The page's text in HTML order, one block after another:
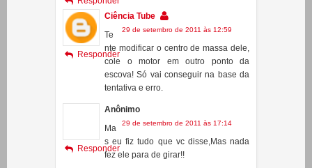
co
mo eu faço para ele parar de rodar?
Responder
Ciência Tube
29 de setembro de 2011 às 12:59
Te
nte modificar o centro de massa dele,
cole o motor em outro ponto da
escova! Só vai conseguir na base da
tentativa e erro.
Responder
Anônimo
29 de setembro de 2011 às 17:14
Ma